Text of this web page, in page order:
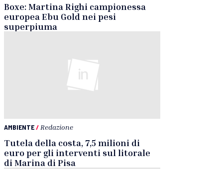
Boxe: Martina Righi campionessa
europea Ebu Gold nei pesi
superpiuma
AMBIENTE/ Redazione
Tutela della costa, 7,5 milioni di
euro per gli interventi sul litorale
di Marina di Pisa